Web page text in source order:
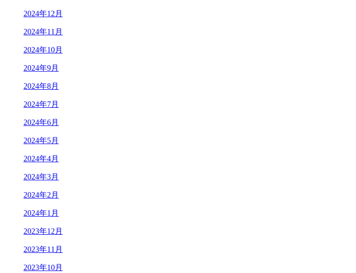
2024年12月
2024年11月
2024年10月
2024年9月
2024年8月
2024年7月
2024年6月
2024年5月
2024年4月
2024年3月
2024年2月
2024年1月
2023年12月
2023年11月
2023年10月